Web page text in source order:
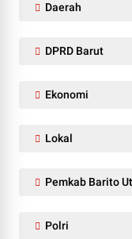
Daerah
DPRD Barut
Ekonomi
Lokal
Pemkab Barito
Polri